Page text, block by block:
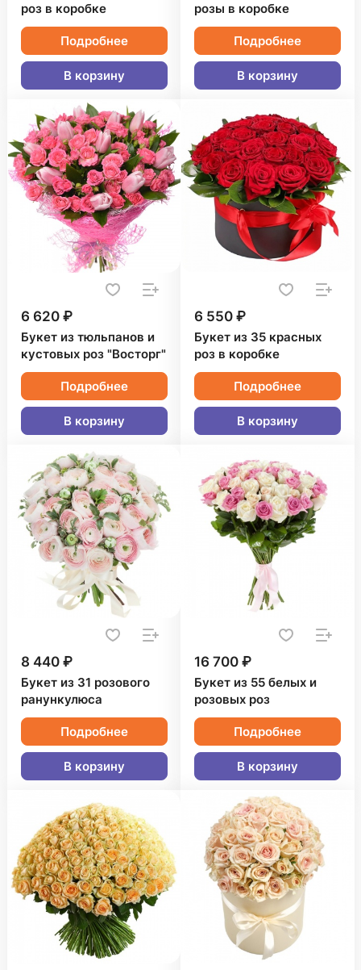
роз в коробке
Подробнее
В корзину
розы в коробке
Подробнее
В корзину
6 620 ₽
Букет из тюльпанов и
кустовых роз "Восторг"
Подробнее
В корзину
6 550 ₽
Букет из 35 красных
роз в коробке
Подробнее
В корзину
8 440 ₽
Букет из 31 розового
ранункулюса
Подробнее
В корзину
16 700 ₽
Букет из 55 белых и
розовых роз
Подробнее
В корзину